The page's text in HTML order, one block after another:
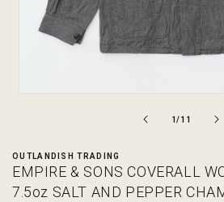
で
メ
デ
1/の
11
OUTLANDISH TRADING
EMPIRE & SONS COVERALL
7.5oz SALT AND PEPPER